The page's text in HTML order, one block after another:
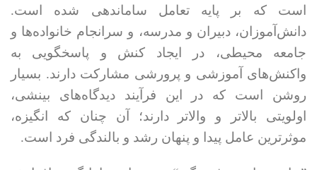
است که بر پایه تعامل ساماندهی شده است.
دانش‌‌آموزان، دبیران و مدرسه، و سرانجام خانواده‌ها و
جامعه محیطی، در ایجاد کنش و پاسخگویی به
واکنش‌های آموزشی و پرورشی مشارکت دارند. بسیار
روشن است که در این فرآیند دیدگاه‌های بینشی،
اولویتی بالاتر و والاتر دارند؛ آن چنان که انگیزه،
موثرترین عامل پیدا و پنهان رشد و بالندگی فرد است.